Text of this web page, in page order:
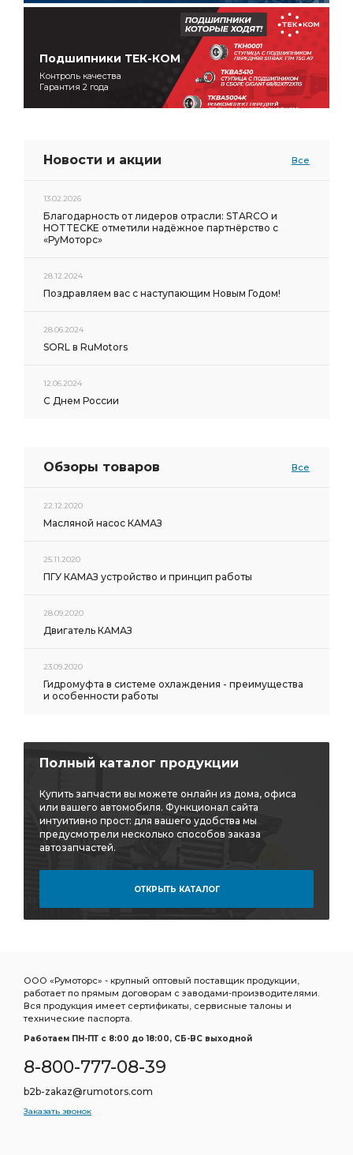
Подшипники ТЕК-КОМ
Контроль качества
Гарантия 2 года
Новости и акции Все
13.02.2026
Благодарность от лидеров отрасли: STARCO и
HOTTECKE отметили надёжное партнёрство с
«РуМоторс»
28.12.2024
Поздравляем вас с наступающим Новым Годом!
28.06.2024
SORL в RuMotors
12.06.2024
С Днем России
Обзоры товаров Все
22.12.2020
Масляной насос КАМАЗ
25.11.2020
ПГУ КАМАЗ устройство и принцип работы
28.09.2020
Двигатель КАМАЗ
23.09.2020
Гидромуфта в системе охлаждения - преимущества
и особенности работы
Полный каталог продукции
Купить запчасти вы можете онлайн из дома, офиса
или вашего автомобиля. Функционал сайта
интуитивно прост: для вашего удобства мы
предусмотрели несколько способов заказа
автозапчастей.
ОТКРЫТЬ КАТАЛОГ
ООО «Румоторс» - крупный оптовый поставщик продукции,
работает по прямым договорам с заводами-производителями.
Вся продукция имеет сертификаты, сервисные талоны и
технические паспорта.
Работаем ПН-ПТ c 8:00 до 18:00, СБ-ВС выходной
8-800-777-08-39
b2b-zakaz@rumotors.com
Заказать звонок